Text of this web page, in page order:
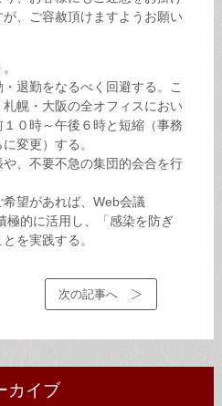
、ご容赦頂けますようお願い
退勤をなるべく回避する。こ
幌・大阪の全オフィスにおい
０時～午後６時と短縮（事務
変更）する。
、不要不急の集団的会合を行
望があれば、Web会議
極的に活用し、「感染を防ぎ
を実践する。
次の記事へ
カイブ